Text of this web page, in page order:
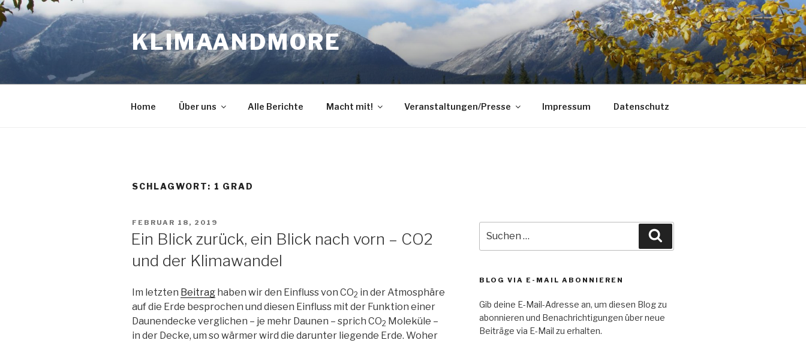
Zum
Inhalt
springen
KLIMAANDMORE
Home Über uns Alle Berichte Macht mit! Veranstaltungen/Presse Impressum Datenschutz
SCHLAGWORT: 1 GRAD
VERÖFFENTLICHT
FEBRUAR 18, 2019
Ein Blick zurück, ein Blick nach vorn – CO2
und der Klimawandel
Im letzten Beitrag haben wir den Einfluss von CO2 in der Atmosphäre
auf die Erde besprochen und diesen Einfluss mit der Funktion einer
Daunendecke verglichen – je mehr Daunen – sprich CO2 Moleküle –
in der Decke, um so wärmer wird die darunter liegende Erde. Woher
nach:
BLOG VIA E-MAIL ABONNIEREN
Gib deine E-Mail-Adresse an, um diesen Blog zu
abonnieren und Benachrichtigungen über neue
Beiträge via E-Mail zu erhalten.